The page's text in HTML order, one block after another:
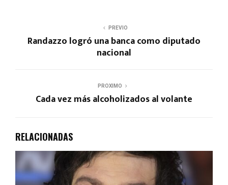
PREVIO
Randazzo logró una banca como diputado
nacional
PROXIMO
Cada vez más alcoholizados al volante
RELACIONADAS